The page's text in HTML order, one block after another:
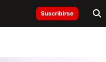
Suscribirse